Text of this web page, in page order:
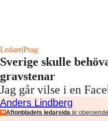
Ledare|Prag
Sverige skulle
gravstenar
Jag går vilse i en
Anders Lindberg
Aftonbladets ledarsida är